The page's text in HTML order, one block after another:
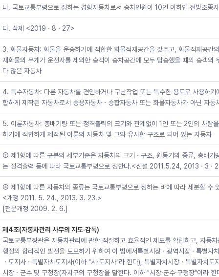
나. 국토교통부령으로 정하는 경형자동차로서 승차인원이 10인 이하인 전방조종
다. 삭제 <2019ㆍ8ㆍ27>
3. 화물자동차: 화물을 운송하기에 적합한 화물적재공간을 갖추고, 화물적재공간
재화물의 무게가 운전자를 제외한 승객이 승차공간에 모두 탑승했을 때의 승객의
다 많은 자동차
4. 특수자동차: 다른 자동차를 견인하거나 구난작업 또는 특수한 용도로 사용하기
합하게 제작된 자동차로서 승용자동차ㆍ승합자동차 또는 화물자동차가 아닌 자동
5. 이륜자동차: 총배기량 또는 정격출력의 크기와 관계없이 1인 또는 2인의 사람
하기에 적합하게 제작된 이륜의 자동차 및 그와 유사한 구조로 되어 있는 자동차
② 제1항에 따른 구분의 세부기준은 자동차의 크기ㆍ구조, 원동기의 종류, 총배기
는 정격출력 등에 따라 국토교통부령으로 정한다.<신설 2011.5.24, 2013ㆍ3ㆍ
③ 제1항에 따른 자동차의 종류는 국토교통부령으로 정하는 바에 따라 세분할 수
<개정 2011. 5. 24., 2013. 3. 23.>
[전문개정 2009. 2. 6.]
제4조(자동차관리 사무의 지도·감독)
국토교통부장관은 자동차관리에 관한 적절하고 효율적인 제도를 확립하고, 자동차
행정의 합리적인 발전을 도모하기 위하여 이 법에서특별시장ㆍ광역시장ㆍ특별자
ㆍ도지사ㆍ특별자치도지사(이하 "시·도지사"라 한다), 특별자치시장ㆍ특별자치도
시장ㆍ군수 및 구청장(자치구의 구청장을 말한다. 이하 "시장·군수·구청장"이라 한